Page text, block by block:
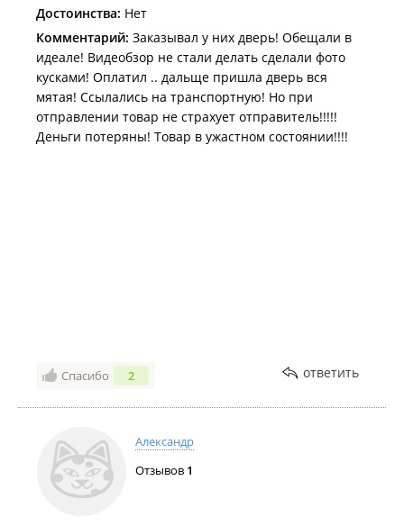
Достоинства: Нет
Комментарий: Заказывал у них дверь! Обещали в
идеале! Видеобзор не стали делать сделали фото
кусками! Оплатил .. дальще пришла дверь вся
мятая! Ссылались на транспортную! Но при
отправлении товар не страхует отправитель!!!!!
Деньги потеряны! Товар в ужастном состоянии!!!!
Спасибо 2 ответить
Александр
Отзывов 1